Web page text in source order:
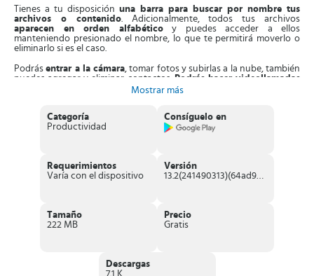
Tienes a tu disposición una barra para buscar por nombre tus
archivos o contenido. Adicionalmente, todos tus archivos
aparecen en orden alfabéticoy puedes acceder a ellos
manteniendo presionado el nombre, lo que te permitirá moverlo o
eliminarlo si es el caso.
Podrásentrar a la cámara, tomar fotos y subirlas a la nube, también
puedes agregar y eliminar contactos. Podrás hacer videollamadas
con el micrófono de tu dispositivo móvil subirlas y mantenerlas
Características sobresalientes de Mega
cualquiera de sus servicios pagos como
Pro IIIsi necesitas más GB de almacenamiento.
Todo el contenido que almacenes en la nubepuedes cifrarlo y
videollamadas, lo que significa que las puedes tener
absolutamente privadas.
El diseño de Mega es muy elegante y sencillo
Proporciona máxima seguridad
cuenta con el mejor cifrado y encriptación existente.
Mostrar más
Categoría
Productividad
Consíguelo en
Requerimientos
Varía con el dispositivo
Versión
13.2(241490313)(64ad9267b3)
Tamaño
222 MB
Precio
Gratis
Descargas
7.1 K